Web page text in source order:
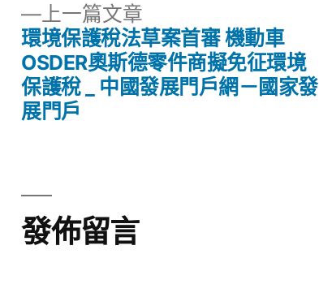
上一篇文章
一
篇
文
環境保護稅法草案首審 機動車
OSDER奧斯德零件商擬免征環境
保護稅 _ 中國發展門戶網－國家發
展門戶
發佈留言